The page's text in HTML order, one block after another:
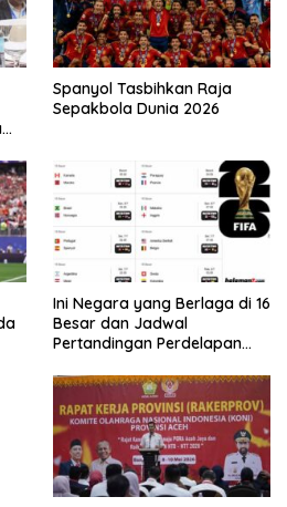
Spanyol Tasbihkan Raja
Sepakbola Dunia 2026
Ini Negara yang Berlaga di 16
Besar dan Jadwal
Pertandingan Perdelapan